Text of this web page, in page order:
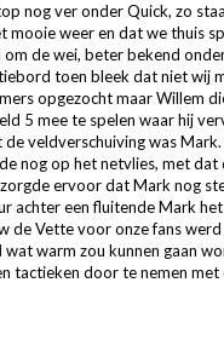
nog ver onder Quick, zo
mooie weer en dat we thuis
om de wei, beter bekend
toen bleek dat niet wij
opgezocht maar Willem
5 mee te spelen waar hij
de veldverschuiving was
nog op het netvlies, met
ervoor dat Mark nog
achter een fluitende Mark
de Vette voor onze fans
wat warm zou kunnen gaan
tactieken door te nemen